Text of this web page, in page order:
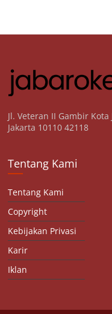
Jl. Veteran II Gambir
Jakarta 10110 42118
Tentang Kami
Tentang Kami
Copyright
Kebijakan Privasi
Karir
Iklan